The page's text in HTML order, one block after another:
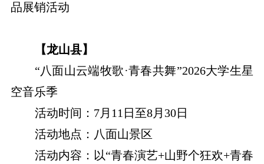
品展销活动
【龙山县】
“八面山云端牧歌·青春共舞”2026大学生星
空音乐季
活动时间：7月11日至8月30日
活动地点：八面山景区
活动内容：以“青春演艺+山野个狂欢+青春